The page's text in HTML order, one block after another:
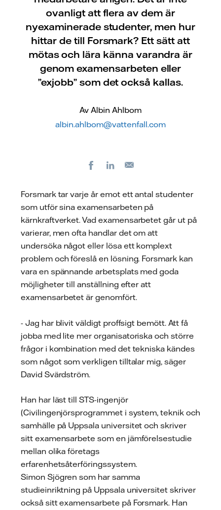
ovanligt att flera av dem är
nyexaminerade studenter, men hur
hittar de till Forsmark? Ett sätt att
mötas och lära känna varandra är
genom examensarbeten eller
”exjobb” som det också kallas.
Av Albin Ahlbom
albin.ahlbom@vattenfall.com
FacebookLinkedIn
Forsmark tar varje år emot ett antal studenter
som utför sina examensarbeten på
kärnkraftverket. Vad examensarbetet går ut på
varierar, men ofta handlar det om att
undersöka något eller lösa ett komplext
problem och föreslå en lösning. Forsmark kan
vara en spännande arbetsplats med goda
möjligheter till anställning efter att
examensarbetet är genomfört.
- Jag har blivit väldigt proffsigt bemött. Att få
jobba med lite mer organisatoriska och större
frågor i kombination med det tekniska kändes
som något som verkligen tilltalar mig, säger
David Svärdström.
Han har läst till STS-ingenjör
(Civilingenjörsprogrammet i system, teknik och
samhälle på Uppsala universitet och skriver
sitt examensarbete som en jämförelsestudie
mellan olika företags
erfarenhetsåterföringssystem.
Simon Sjögren som har samma
studieinriktning på Uppsala universitet skriver
också sitt examensarbete på Forsmark. Han